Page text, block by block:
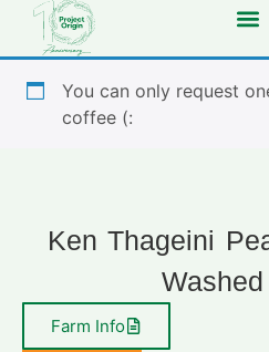
You can only request
coffee (:
Ken Thageini
Farm Info